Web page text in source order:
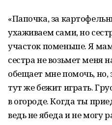
«Папочка, за
ухаживаем сами, но
участок поменьше. Я
сестра не возьмет меня
обещает мне помочь, но,
тут же бежит играть.
в огороде. Когда ты
ведь не ябеда и не могу